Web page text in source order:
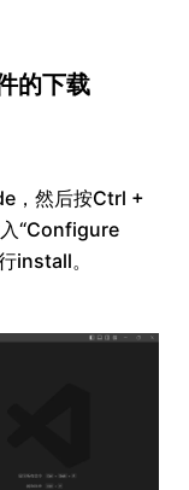
的下载
，然后按Ctrl +
“Configure
install。